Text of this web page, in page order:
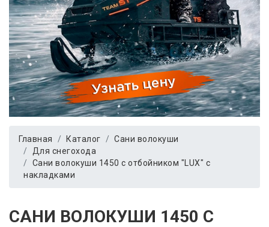
Главная Каталог
Сани волокуши
Для снегохода
Сани волокуши 1450 с отбойником "LUX" с
накладками
САНИ ВОЛОКУШИ 1450 С